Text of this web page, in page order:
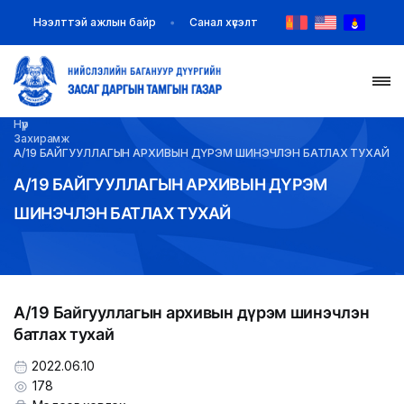
НҮҮР
ТАНИЛЦУУЛГА
ЗАХИРАМЖ ШИЙДВЭР
ИЛ ТОД БАЙДАЛ
Нээлттэй ажлын байр Санал хүсэлт
Нүүр
Захирамж
А/19 БАЙГУУЛЛАГЫН АРХИВЫН ДҮРЭМ ШИНЭЧЛЭН БАТЛАХ ТУХАЙ
А/19 БАЙГУУЛЛАГЫН АРХИВЫН ДҮРЭМ
ШИНЭЧЛЭН БАТЛАХ ТУХАЙ
А/19 Байгууллагын архивын дүрэм шинэчлэн
батлах тухай
2022.06.10
178